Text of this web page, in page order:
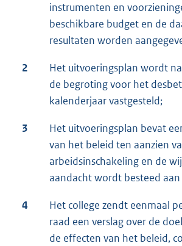
instrumenten en
beschikbare budget en de
resultaten worden
2
Het uitvoeringsplan wordt
de begroting voor het
kalenderjaar vastgesteld;
3
Het uitvoeringsplan bevat
van het beleid ten aanzien
arbeidsinschakeling en de
aandacht wordt besteed
4
Het college zendt eenmaal
raad een verslag over de
de effecten van het beleid,